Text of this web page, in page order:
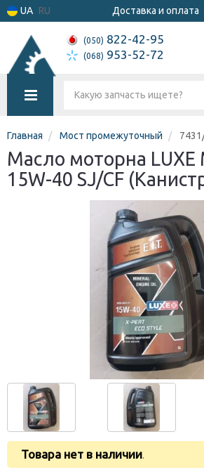
UA RU Доставка и оплата
(050) 822-42-95
(068) 953-52-72
Главная Мост промежуточный
Масло моторна
15W-40 SJ/CF
Товара нет в наличии.